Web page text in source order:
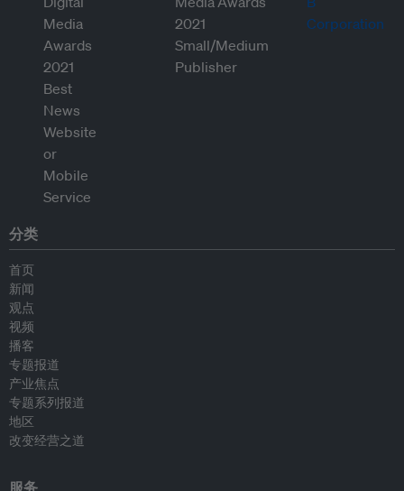
分类
首页
新闻
观点
视频
播客
专题报道
产业焦点
专题系列报道
地区
改变经营之道
服务